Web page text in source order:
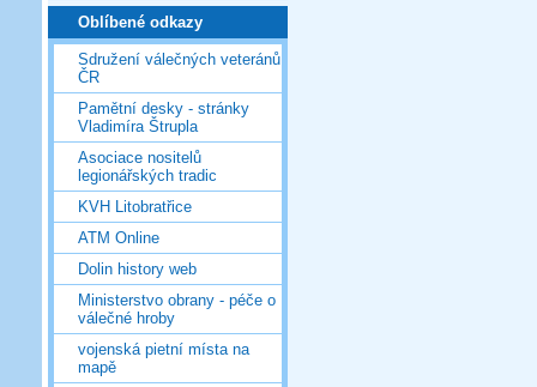
Oblíbené odkazy
Sdružení válečných veteránů
ČR
Pamětní desky - stránky
Vladimíra Štrupla
Asociace nositelů
legionářských tradic
KVH Litobratřice
ATM Online
Dolin history web
Ministerstvo obrany - péče o
válečné hroby
vojenská pietní místa na
mapě